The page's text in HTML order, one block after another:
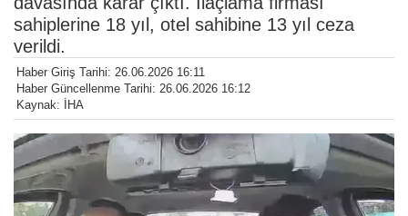
sahiplerine 18 yıl, otel sahibine 13 yıl ceza
verildi.
Haber Giriş Tarihi: 26.06.2026 16:11
Haber Güncellenme Tarihi: 26.06.2026 16:12
Kaynak: İHA